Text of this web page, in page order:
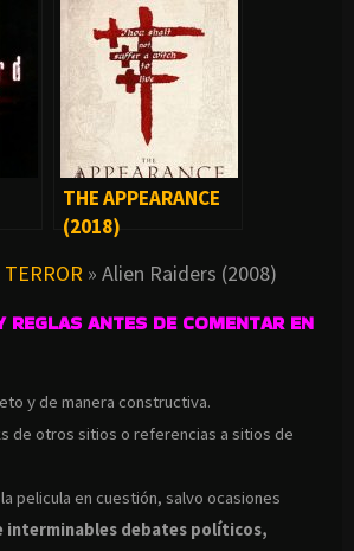
THE APPEARANCE
(2018)
TERROR » Alien Raiders (2008)
REGLAS ANTES DE COMENTAR EN
y de manera constructiva.
de otros sitios o referencias a sitios de
pelicula en cuestión, salvo ocasiones
interminables debates políticos,